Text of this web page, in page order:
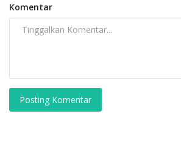
Komentar
Posting Komentar